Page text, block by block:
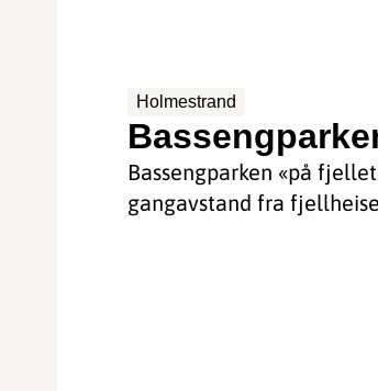
Holmestrand
Bassengparken «på
gangavstand fra